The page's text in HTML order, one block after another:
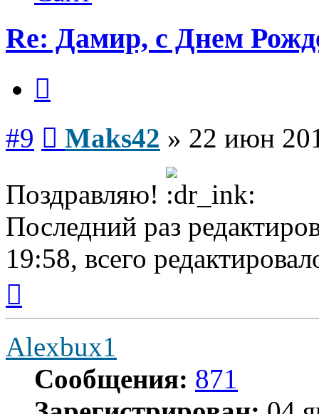
Re: Дамир, с Днем
#9 Maks42 » 22 июн
Поздравляю!
Последний раз
19:58, всего
началу
Alexbux1
Сообщения: 871